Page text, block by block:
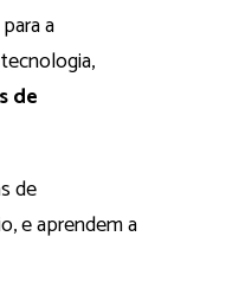
a
de
de
e aprendem a